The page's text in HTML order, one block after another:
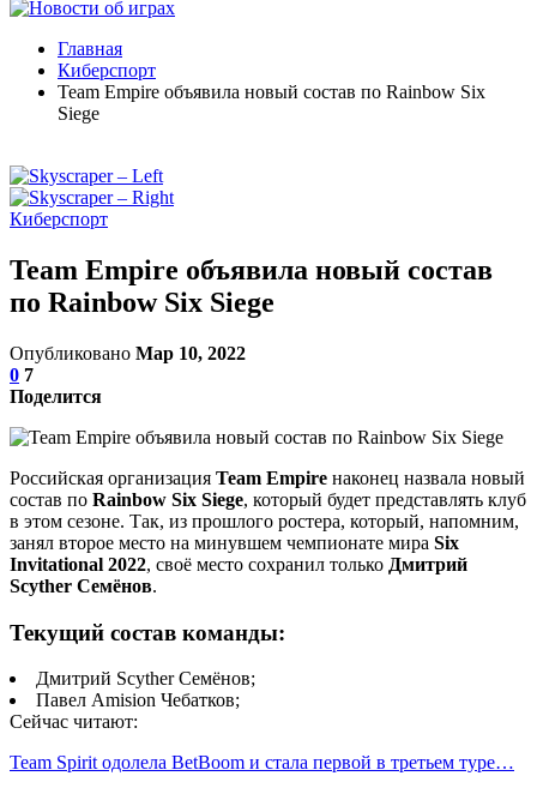
Главная
Киберспорт
Team Empire объявила новый состав по Rainbow Six
Siege
Киберспорт
Team Empire объявила новый состав
по Rainbow Six Siege
Опубликовано Мар 10, 2022
0 7
Поделится
Российская организация Team Empire наконец назвала новый
состав по Rainbow Six Siege, который будет представлять клуб
в этом сезоне. Так, из прошлого ростера, который, напомним,
занял второе место на минувшем чемпионате мира Six
Invitational 2022, своё место сохранил только Дмитрий
Scyther Семёнов.
Текущий состав команды:
Дмитрий Scyther Семёнов;
Павел Amision Чебатков;
Сейчас читают:
Team Spirit одолела BetBoom и стала первой в третьем туре…